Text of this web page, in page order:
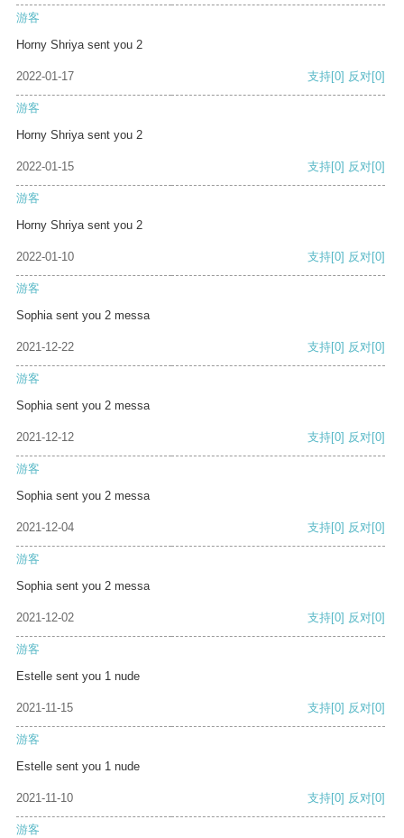
游客
Horny Shriya sent you 2
2022-01-17 支持[0] 反对[0]
游客
Horny Shriya sent you 2
2022-01-15 支持[0] 反对[0]
游客
Horny Shriya sent you 2
2022-01-10 支持[0] 反对[0]
游客
Sophia sent you 2 messa
2021-12-22 支持[0] 反对[0]
游客
Sophia sent you 2 messa
2021-12-12 支持[0] 反对[0]
游客
Sophia sent you 2 messa
2021-12-04 支持[0] 反对[0]
游客
Sophia sent you 2 messa
2021-12-02 支持[0] 反对[0]
游客
Estelle sent you 1 nude
2021-11-15 支持[0] 反对[0]
游客
Estelle sent you 1 nude
2021-11-10 支持[0] 反对[0]
游客